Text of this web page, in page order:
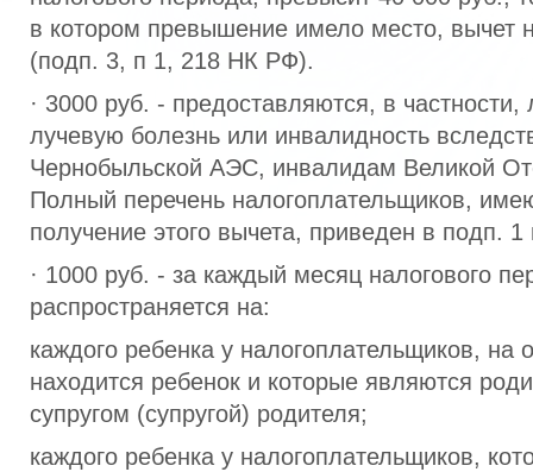
в котором превышение имело место, вычет
(подп. 3, п 1, 218 НК РФ).
· 3000 руб. - предоставляются, в
лучевую болезнь или инвалидность
Чернобыльской АЭС, инвалидам Великой
Полный перечень налогоплательщиков,
получение этого вычета, приведен в подп.
· 1000 руб. - за каждый месяц налогового
распространяется на:
каждого ребенка у налогоплательщиков, на
находится ребенок и которые являются
супругом (супругой) родителя;
каждого ребенка у налогоплательщиков,